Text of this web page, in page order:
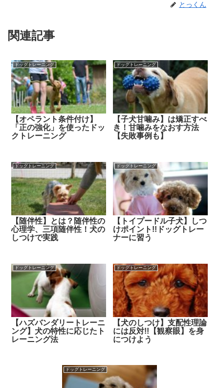
とっくん
関連記事
ドッグトレーニング
【オペラント条件付け】
「正の強化」を使ったドッ
クトレーニング
ドッグトレーニング
【子犬甘噛み】は矯正すべ
き！甘噛みをなおす方法
【失敗事例も】
ドッグトレーニング
【随伴性】とは？随伴性の
心理学、三項随伴性！犬の
しつけで実践
ドッグトレーニング
【トイプードル子犬】しつ
けポイント!!ドッグトレー
ナーに習う
ドッグトレーニング
【ハズバンダリートレーニ
ング】犬の特性に応じたト
レーニング法
ドッグトレーニング
【犬のしつけ】支配性理論
には反対!!【観察眼】を身
につけよう
ドッグトレーニング